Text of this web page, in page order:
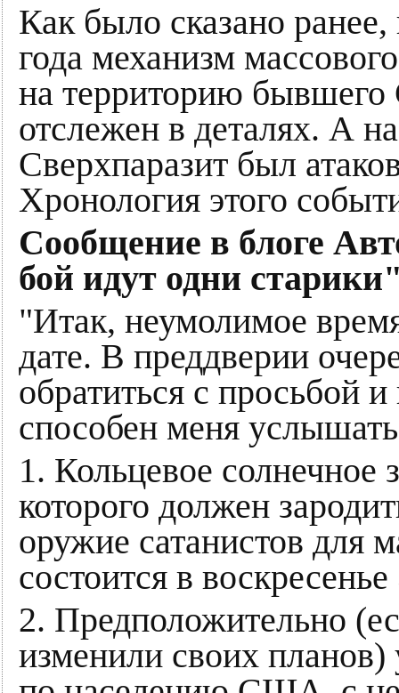
Как было сказано
года механизм
на территорию
отслежен в деталях. А
Сверхпаразит был
Хронология этого
Сообщение в блоге
бой идут одни
"Итак, неумолимое
дате. В преддверии
обратиться с просьбой
способен меня
1. Кольцевое солнечное
которого должен
оружие сатанистов для
состоится в
2. Предположительно
изменили своих